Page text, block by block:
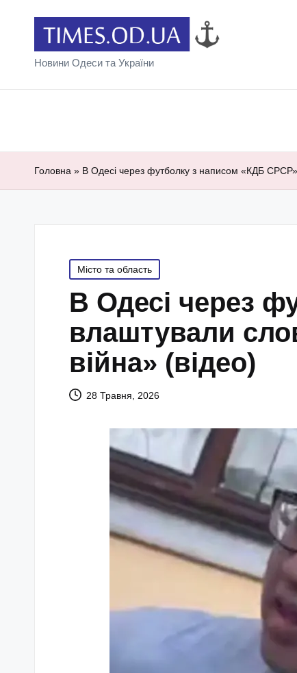
Новини Одеси та України
Головна » В Одесі через футболку з написом «КДБ СРСР»
Posted
in
Місто та область
В Одесі через
влаштували
війна» (відео)
28 Травня, 2026